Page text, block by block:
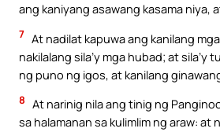
ang kaniyang asawang kasama niya,
7 At nadilat kapuwa ang kanilang
nakilalang sila’y mga hubad; at sila’y
ng puno ng igos, at kanilang
8 At narinig nila ang tinig ng
sa halamanan sa kulimlim ng araw: at